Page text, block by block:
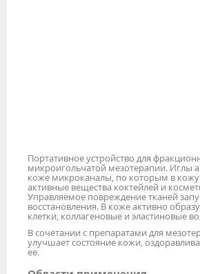
Портативное устройство для
микроигольчатой мезотерапии. Иглы
коже микроканалы, по которым в
активные вещества коктейлей и
Управляемое повреждение тканей
восстановления. В коже активно
клетки, коллагеновые и эластиновые
В сочетании с препаратами для
улучшает состояние кожи,
ее.